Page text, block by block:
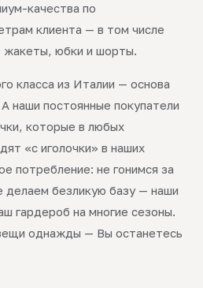
качества по
клиента — в том числе
юбки и шорты.
класса из Италии — основа
наши постоянные покупатели
которые в любых
«с иголочки» в наших
потребление: не гонимся за
безликую базу — наши
гардероб на многие сезоны.
однажды — Вы останетесь